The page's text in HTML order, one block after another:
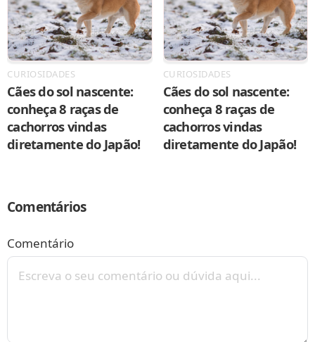
CURIOSIDADES
Cães do sol nascente:
conheça 8 raças de
cachorros vindas
diretamente do Japão!
CURIOSIDADES
Cães do sol nascente:
conheça 8 raças de
cachorros vindas
diretamente do Japão!
Comentários
Comentário